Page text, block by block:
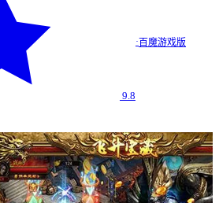
9.8
· 百魔游戏版